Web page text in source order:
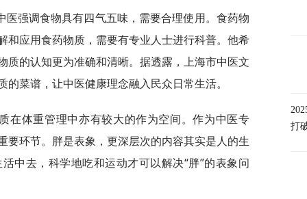
强调食物具有四气五味，需要合理使用。食药物
和应用食药物质，需要有专业人士进行科普。他希
质的认知更为准确和清晰。据透露，上海市中医文
菜谱，让中医健康理念融入民众日常生活。
在体重管理中亦有较大的作为空间。作为中医专
要环节。胖是表象，更深层次的内容其实是人的生
中去，科学地吃和运动才可以解决“胖”的表象问
打